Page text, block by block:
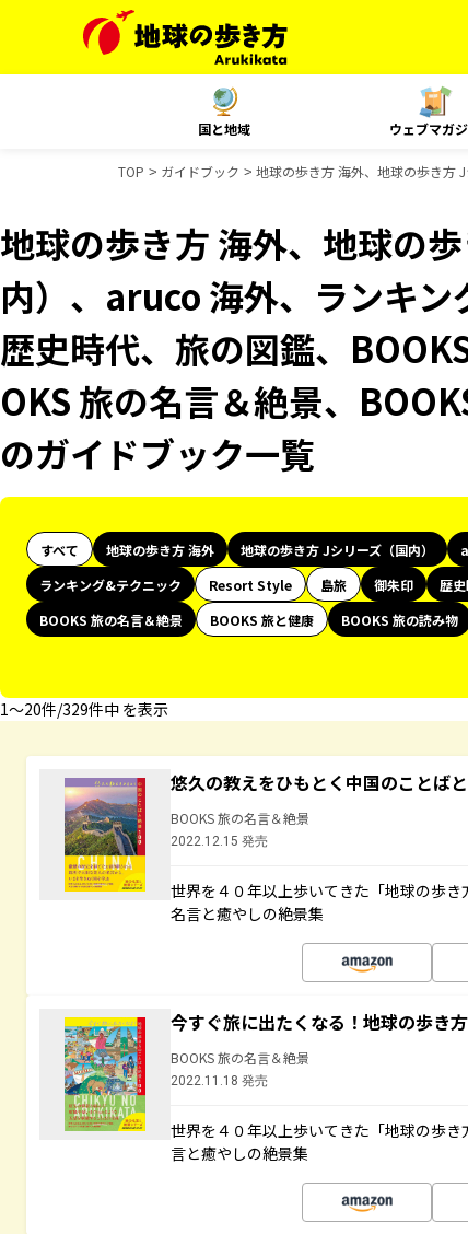
国と地域 ウェブマガ
TOP ガイドブック 地球の歩き方 海外、地球の歩き方
地球の歩き方 海外、地球の
内）、aruco 海外、ランキン
歴史時代、旅の図鑑、
OKS 旅の名言＆絶景、
のガイドブック一覧
すべて 地球の歩き方 海外 地球の歩き方 Jシリーズ（国内）
ランキング&テクニック
Resort Style 島旅 御朱印 歴
BOOKS 旅の名言＆絶景
BOOKS 旅と健康 BOOKS 旅の読み物
1〜20件/329件中 を表示
悠久の教えをひもとく中国のことば
BOOKS 旅の名言＆絶景
2022.12.15 発売
世界を４０年以上歩いてきた「地球の歩
名言と癒やしの絶景集
今すぐ旅に出たくなる！地球の歩き
BOOKS 旅の名言＆絶景
2022.11.18 発売
世界を４０年以上歩いてきた「地球の歩
言と癒やしの絶景集